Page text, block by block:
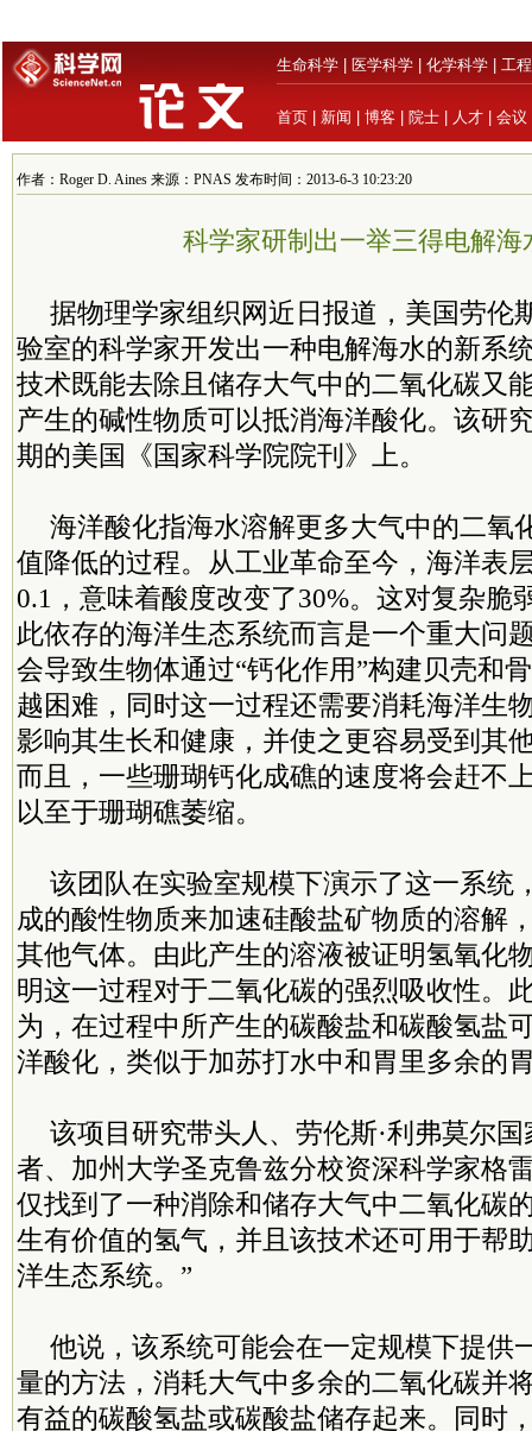
生命科学 医学科学 化学科学 工
首页 新闻 博客 院士 人才 会议
作者：Roger D. Aines 来源：PNAS 发布时间：2013-6-3 10:23:20
科学家研制出一举三得电解海
据物理学家组织网近日报道，美国劳伦
验室的科学家开发出一种电解海水的新系
技术既能去除且储存大气中的二氧化碳又
产生的碱性物质可以抵消海洋酸化。该研
期的美国《国家科学院院刊》上。
海洋酸化指海水溶解更多大气中的二氧
值降低的过程。从工业革命至今，海洋表
0.1，意味着酸度改变了30%。这对复杂脆
此依存的海洋生态系统而言是一个重大问
会导致生物体通过“钙化作用”构建贝壳和
越困难，同时这一过程还需要消耗海洋生
影响其生长和健康，并使之更容易受到其
而且，一些珊瑚钙化成礁的速度将会赶不
以至于珊瑚礁萎缩。
该团队在实验室规模下演示了这一系统
成的酸性物质来加速硅酸盐矿物质的溶解
其他气体。由此产生的溶液被证明氢氧化
明这一过程对于二氧化碳的强烈吸收性。
为，在过程中所产生的碳酸盐和碳酸氢盐
洋酸化，类似于加苏打水中和胃里多余的
该项目研究带头人、劳伦斯·利弗莫尔
者、加州大学圣克鲁兹分校资深科学家格
仅找到了一种消除和储存大气中二氧化碳
生有价值的氢气，并且该技术还可用于帮
洋生态系统。”
他说，该系统可能会在一定规模下提供
量的方法，消耗大气中多余的二氧化碳并
有益的碳酸氢盐或碳酸盐储存起来。同时